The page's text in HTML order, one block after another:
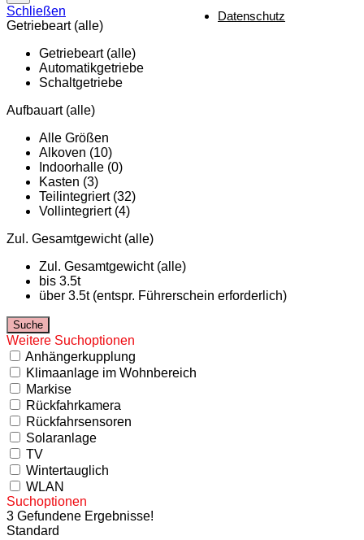
Datenschutz
Schließen
Getriebeart (alle)
Getriebeart (alle)
Automatikgetriebe
Schaltgetriebe
Aufbauart (alle)
Alle Größen
Alkoven (10)
Indoorhalle (0)
Kasten (3)
Teilintegriert (32)
Vollintegriert (4)
Zul. Gesamtgewicht (alle)
Zul. Gesamtgewicht (alle)
bis 3.5t
über 3.5t (entspr. Führerschein erforderlich)
Weitere Suchoptionen
Anhängerkupplung
Klimaanlage im Wohnbereich
Markise
Rückfahrkamera
Rückfahrsensoren
Solaranlage
TV
Wintertauglich
WLAN
Suchoptionen
3 Gefundene Ergebnisse!
Standard